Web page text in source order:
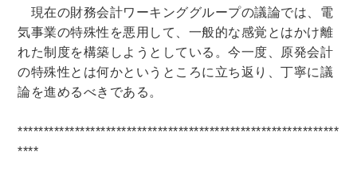
現在の財務会計ワーキンググループの議論では、電
気事業の特殊性を悪用して、一般的な感覚とはかけ離
れた制度を構築しようとしている。今一度、原発会計
の特殊性とは何かというところに立ち返り、丁寧に議
論を進めるべきである。
**************************************************************
****